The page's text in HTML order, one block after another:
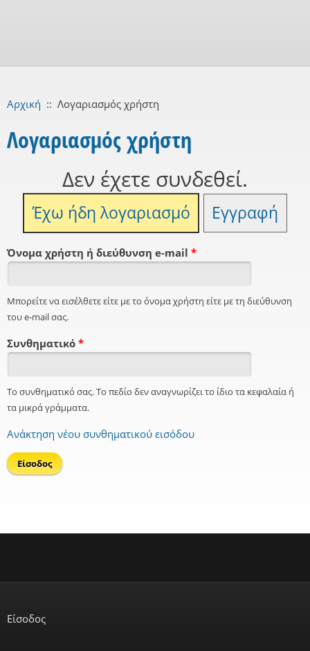
Αρχική :: Λογαριασμός χρήστη
Λογαριασμός χρήστη
Δεν έχετε συνδεθεί.
Έχω ήδη λογαριασμό Εγγραφή
Όνομα χρήστη ή διεύθυνση e-mail *
Μπορείτε να εισέλθετε είτε με το όνομα χρήστη είτε με τη διεύθυνση
του e-mail σας.
Συνθηματικό *
Το συνθηματικό σας. Το πεδίο δεν αναγνωρίζει το ίδιο τα κεφαλαία ή
τα μικρά γράμματα.
Ανάκτηση νέου συνθηματικού εισόδου
Είσοδος